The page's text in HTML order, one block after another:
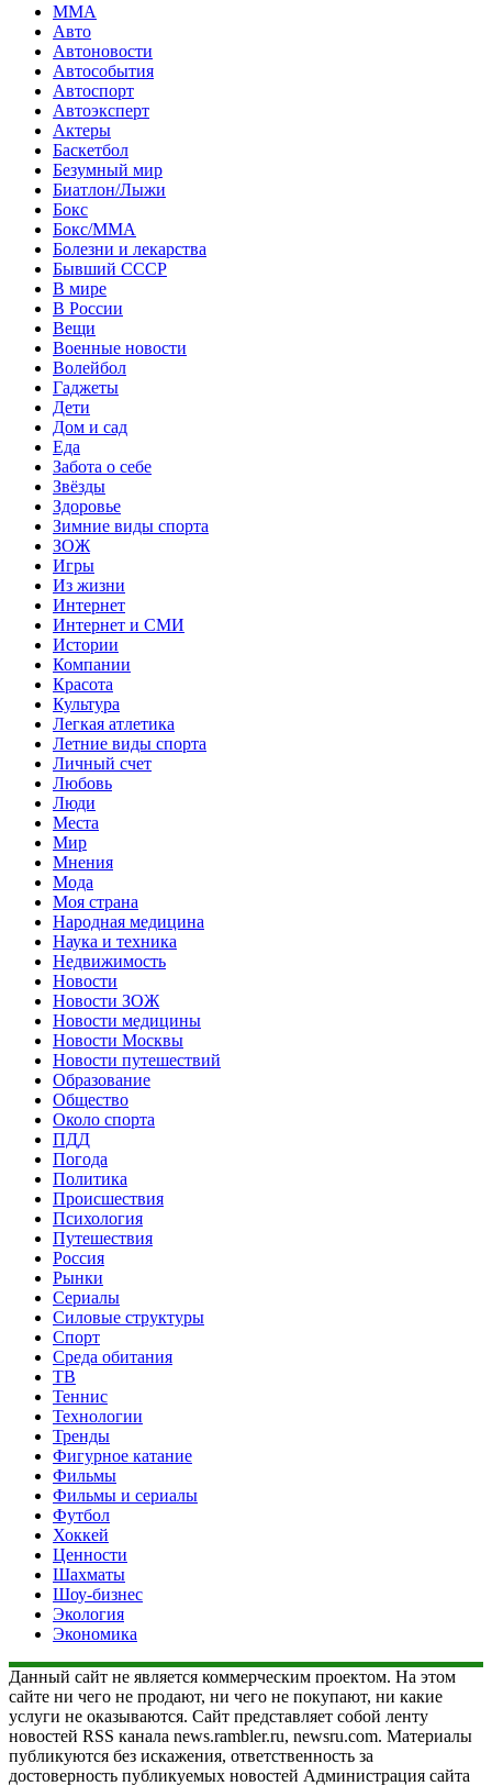
MMA
Авто
Автоновости
Автособытия
Автоспорт
Автоэксперт
Актеры
Баскетбол
Безумный мир
Биатлон/Лыжи
Бокс
Бокс/MMA
Болезни и лекарства
Бывший СССР
В мире
В России
Вещи
Военные новости
Волейбол
Гаджеты
Дети
Дом и сад
Еда
Забота о себе
Звёзды
Здоровье
Зимние виды спорта
ЗОЖ
Игры
Из жизни
Интернет
Интернет и СМИ
Истории
Компании
Красота
Культура
Легкая атлетика
Летние виды спорта
Личный счет
Любовь
Люди
Места
Мир
Мнения
Мода
Моя страна
Народная медицина
Наука и техника
Недвижимость
Новости
Новости ЗОЖ
Новости медицины
Новости Москвы
Новости путешествий
Образование
Общество
Около спорта
ПДД
Погода
Политика
Происшествия
Психология
Путешествия
Россия
Рынки
Сериалы
Силовые структуры
Спорт
Среда обитания
ТВ
Теннис
Технологии
Тренды
Фигурное катание
Фильмы
Фильмы и сериалы
Футбол
Хоккей
Ценности
Шахматы
Шоу-бизнес
Экология
Экономика
Данный сайт не является коммерческим проектом. На этом
сайте ни чего не продают, ни чего не покупают, ни какие
услуги не оказываются. Сайт представляет собой ленту
новостей RSS канала news.rambler.ru, newsru.com. Материалы
публикуются без искажения, ответственность за
достоверность публикуемых новостей Администрация сайта